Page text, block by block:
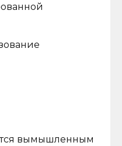
вымышленным